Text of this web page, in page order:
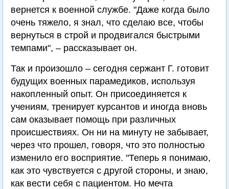
вернется к военной службе. "Даже когда было
очень тяжело, я знал, что сделаю все, чтобы
вернуться в строй и продвигался быстрыми
темпами", – рассказывает он.
Так и произошло – сегодня сержант Г. готовит
будущих военных парамедиков, используя
накопленный опыт. Он присоединяется к
учениям, тренирует курсантов и иногда вновь
сам оказывает помощь при различных
происшествиях. Он ни на минуту не забывает,
через что прошел, говоря, что это полностью
изменило его восприятие. "Теперь я понимаю,
как это чувствуется с другой стороны, и знаю,
как вести себя с пациентом. Но мечта